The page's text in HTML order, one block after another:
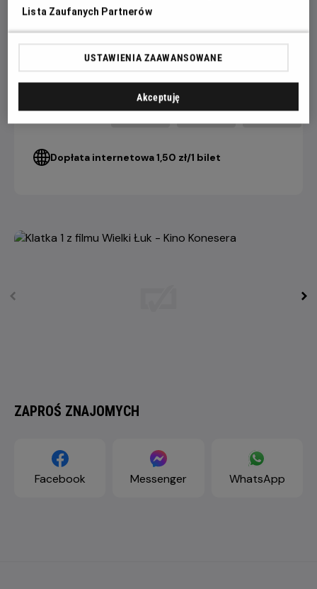
CENNIK
Bilet Konesera 22,90 ZŁ 26,90 ZŁ 28,90 ZŁ
Dopłata internetowa 1,50 zł/1 bilet
ZAPROŚ ZNAJOMYCH
Facebook Messenger WhatsApp
Lista Zaufanych Partnerów
USTAWIENIA ZAAWANSOWANE
Akceptuję